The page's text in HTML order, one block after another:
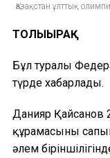
Қазақстан ұлттық
ТОЛЫҒЫРАҚ
Бұл туралы
түрде хабарлады.
Данияр Қайсанов
құрамасының
әлем